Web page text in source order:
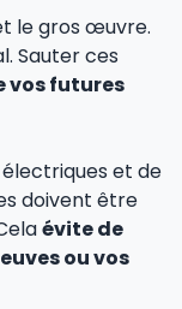
le gros œuvre.
Sauter ces
vos futures
et de
doivent être
évite de
ou vos